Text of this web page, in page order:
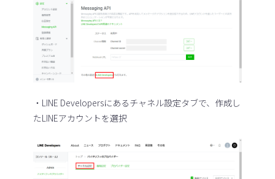
・LINE Developersにあるチャネル設定タブで、作成し
たLINEアカウントを選択